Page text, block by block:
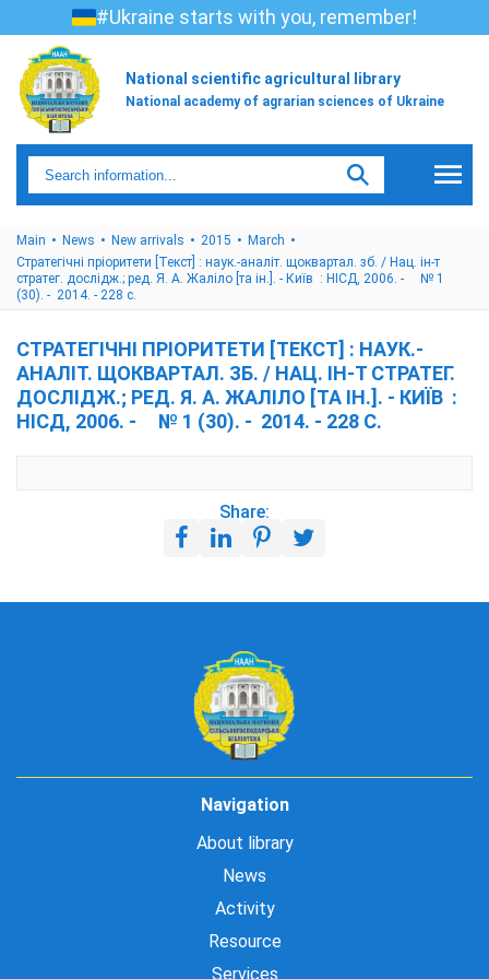
#Ukraine starts with you, remember!
National scientific agricultural library
National academy of agrarian sciences of Ukraine
Main News New arrivals 2015
March
Стратегічні пріоритети [Текст] : наук.-аналіт. щоквартал. зб. / Нац. ін-т
стратег. дослідж.; ред. Я. А. Жаліло [та ін.]. - Київ : НІСД, 2006. - № 1
(30). - 2014. - 228 с.
СТРАТЕГІЧНІ ПРІОРИТЕТИ [ТЕКСТ] : НАУК.-
АНАЛІТ. ЩОКВАРТАЛ. ЗБ. / НАЦ. ІН-Т СТРАТЕГ.
ДОСЛІДЖ.; РЕД. Я. А. ЖАЛІЛО [ТА ІН.]. - КИЇВ :
НІСД, 2006. - № 1 (30). - 2014. - 228 С.
Share:
Navigation
About library
News
Activity
Resource
Services